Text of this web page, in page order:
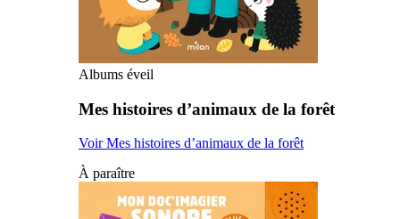
Albums éveil
Mes histoires d’animaux de la forêt
Voir Mes histoires d’animaux de la forêt
À paraître